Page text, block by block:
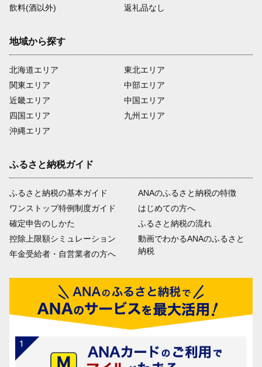
飲料(酒以外)
返礼品なし
地域から探す
北海道エリア
関東エリア
近畿エリア
四国エリア
沖縄エリア
東北エリア
中部エリア
中国エリア
九州エリア
ふるさと納税ガイド
ふるさと納税の基本ガイド
ワンストップ特例制度ガイド
確定申告のしかた
控除上限額シミュレーション
年金受給者・自営業者の方へ
ANAのふるさと納税の特徴
はじめての方へ
ふるさと納税の流れ
動画でわかるANAのふるさと
納税